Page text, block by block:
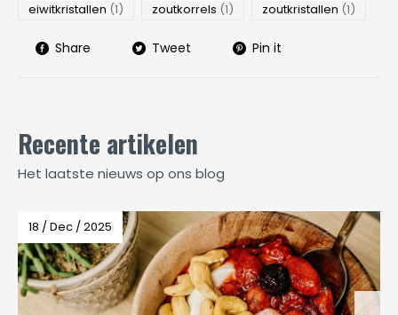
eiwitkristallen (1) zoutkorrels (1) zoutkristallen (1)
Share Tweet Pin it
Recente artikelen
Het laatste nieuws op ons blog
18 / Dec / 2025